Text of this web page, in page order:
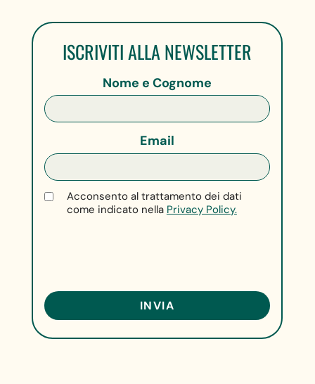
ISCRIVITI ALLA NEWSLETTER
Nome e Cognome
Email
Acconsento al trattamento dei dati
come indicato nella Privacy Policy.